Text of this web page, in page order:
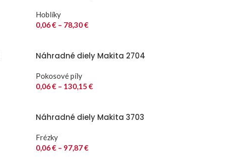
Hoblíky
0,06€ – 78,30€
Náhradné diely Makita 2704
Pokosové píly
0,06€ – 130,15 €
Náhradné diely Makita 3703
Frézky
0,06€ – 97,87€